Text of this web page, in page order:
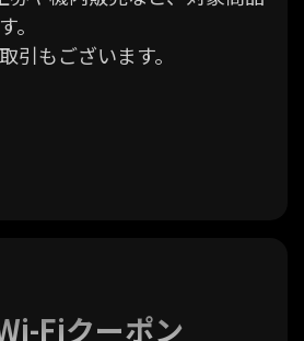
。
もございます。
Fiクーポン